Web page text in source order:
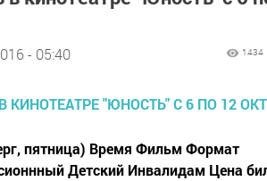
- 05:40 1434
пятница) Время Фильм Формат
Детский Инвалидам Цена